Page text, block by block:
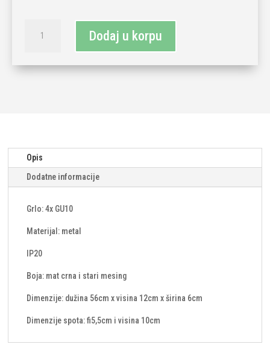
svjetiljka
količina
Dodaj u korpu
Opis
Dodatne informacije
Grlo: 4x GU10
Materijal: metal
IP20
Boja: mat crna i stari mesing
Dimenzije: dužina 56cm x visina 12cm x širina 6cm
Dimenzije spota: fi5,5cm i visina 10cm